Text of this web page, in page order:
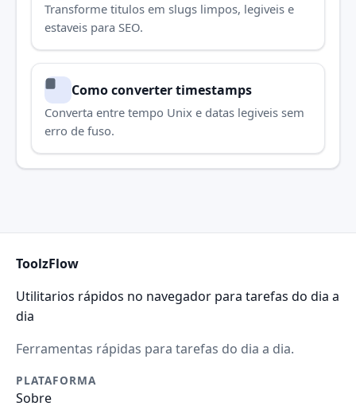
Transforme titulos em slugs limpos, legiveis e
estaveis para SEO.
Como converter timestamps
Converta entre tempo Unix e datas legiveis sem
erro de fuso.
ToolzFlow
Utilitarios rápidos no navegador para tarefas do dia a
dia
Ferramentas rápidas para tarefas do dia a dia.
PLATAFORMA
Sobre